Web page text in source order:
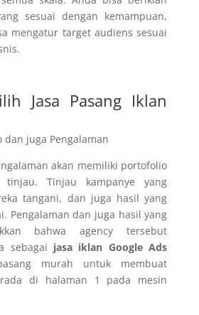
sesuai dengan kemampuan,
mengatur target audiens sesuai
Jasa Pasang Iklan
dan juga Pengalaman
akan memiliki portofolio
Tinjau kampanye yang
tangani, dan juga hasil yang
Pengalaman dan juga hasil yang
bahwa agency tersebut
sebagai jasa iklan Google Ads
murah untuk membuat
di halaman 1 pada mesin